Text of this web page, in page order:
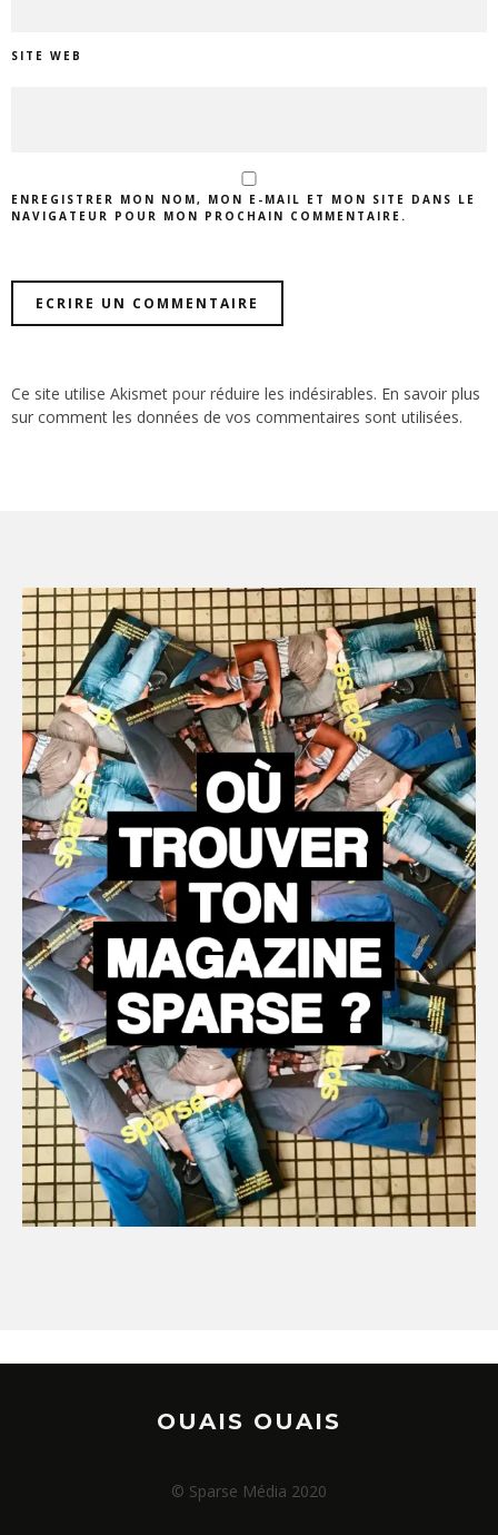
SITE WEB
ENREGISTRER MON NOM, MON E-MAIL ET MON SITE DANS LE
NAVIGATEUR POUR MON PROCHAIN COMMENTAIRE.
Ce site utilise Akismet pour réduire les indésirables. En savoir plus
sur comment les données de vos commentaires sont utilisées.
OUAIS OUAIS
© Sparse Média 2020